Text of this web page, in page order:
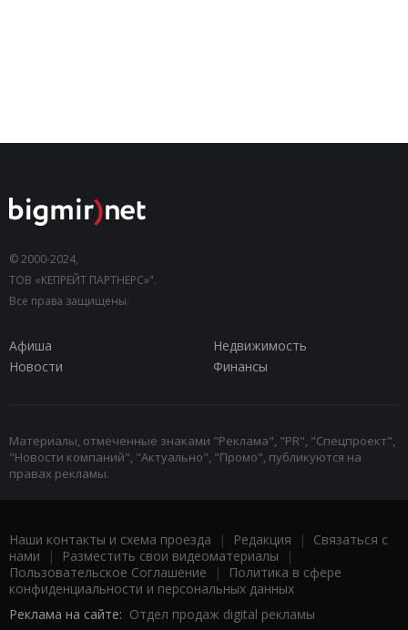
© 2000-2024,
ТОВ «КЕПРЕЙТ ПАРТНЕРС»".
Все права защищены.
Афиша
Недвижимость
Новости
Финансы
Материалы, отмеченные знаками "Реклама", "PR", "Спецпроект",
"Новости компаний", "Актуально", "Промо", публикуются на
правах рекламы.
Наши контакты и схема проезда | Редакция | Связаться с
нами | Разместить свои видеоматериалы |
Пользовательское Соглашение |
Политика в сфере
конфиденциальности и персональных данных
Реклама на сайте: Отдел продаж digital рекламы